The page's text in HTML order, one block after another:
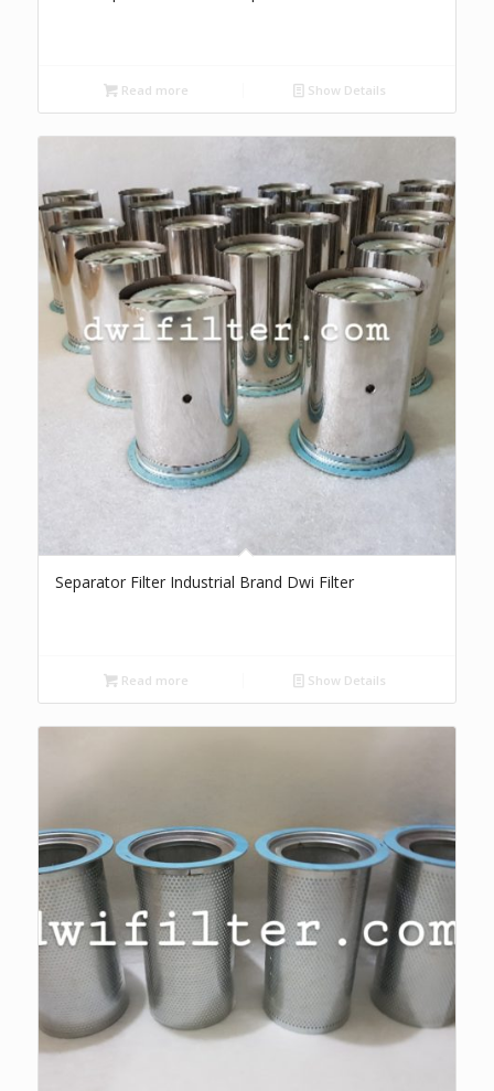
Read more Show Details
Separator Filter Industrial Brand Dwi Filter
Read more Show Details